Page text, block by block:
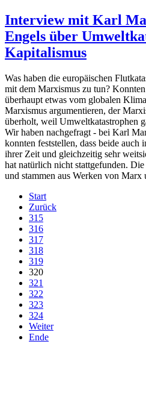
Interview mit Karl
Engels über
Kapitalismus
Was haben die europäischen
mit dem Marxismus zu tun?
überhaupt etwas vom globalen
Marxismus argumentieren, der
überholt, weil Umweltkatastrophen
Wir haben nachgefragt - bei Karl
konnten feststellen, dass beide
ihrer Zeit und gleichzeitig sehr
hat natürlich nicht stattgefunden.
und stammen aus Werken von Marx
Start
Zurück
315
316
317
318
319
320
321
322
323
324
Weiter
Ende